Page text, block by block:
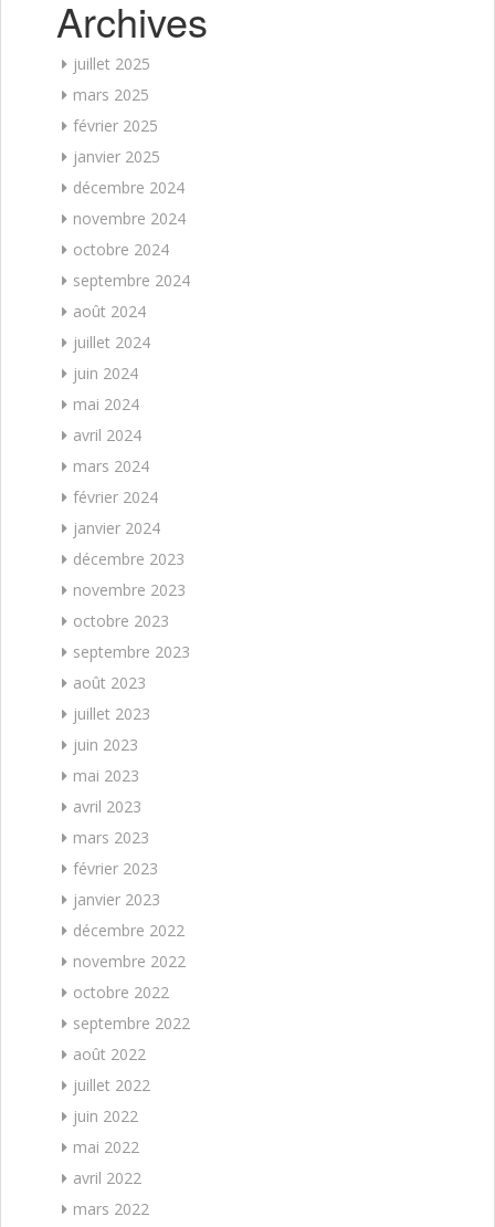
Archives
juillet 2025
mars 2025
février 2025
janvier 2025
décembre 2024
novembre 2024
octobre 2024
septembre 2024
août 2024
juillet 2024
juin 2024
mai 2024
avril 2024
mars 2024
février 2024
janvier 2024
décembre 2023
novembre 2023
octobre 2023
septembre 2023
août 2023
juillet 2023
juin 2023
mai 2023
avril 2023
mars 2023
février 2023
janvier 2023
décembre 2022
novembre 2022
octobre 2022
septembre 2022
août 2022
juillet 2022
juin 2022
mai 2022
avril 2022
mars 2022